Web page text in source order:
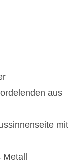
aus
mit